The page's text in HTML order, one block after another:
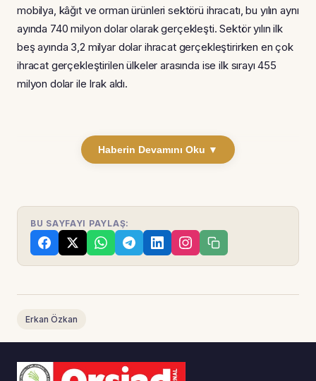
mobilya, kâğıt ve orman ürünleri sektörü ihracatı, bu yılın aynı
ayında 740 milyon dolar olarak gerçekleşti. Sektör yılın ilk
beş ayında 3,2 milyar dolar ihracat gerçekleştirirken en çok
ihracat gerçekleştirilen ülkeler arasında ise ilk sırayı 455
milyon dolar ile Irak aldı.
Haberin Devamını Oku ▼
BU SAYFAYI PAYLAŞ:
Erkan Özkan